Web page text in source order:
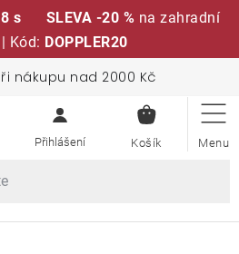
s SLEVA -20 % na zahradní
Kód: DOPPLER20
nákupu nad 2000 Kč
KOŠÍK